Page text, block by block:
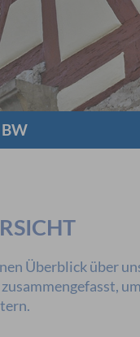
Überblick über